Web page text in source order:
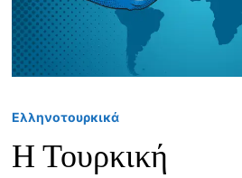
Ελληνοτουρκικά
Η Τουρκική